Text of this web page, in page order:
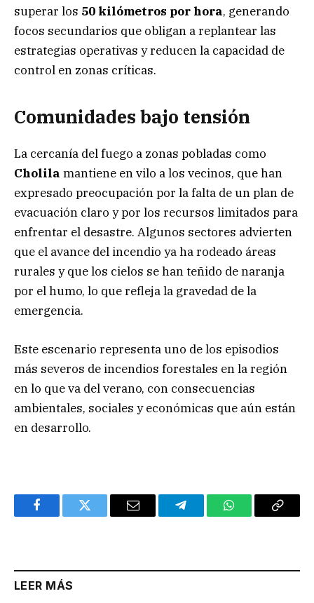
superar los 50 kilómetros por hora, generando
focos secundarios que obligan a replantear las
estrategias operativas y reducen la capacidad de
control en zonas críticas.
Comunidades bajo tensión
La cercanía del fuego a zonas pobladas como
Cholila mantiene en vilo a los vecinos, que han
expresado preocupación por la falta de un plan de
evacuación claro y por los recursos limitados para
enfrentar el desastre. Algunos sectores advierten
que el avance del incendio ya ha rodeado áreas
rurales y que los cielos se han teñido de naranja
por el humo, lo que refleja la gravedad de la
emergencia.
Este escenario representa uno de los episodios
más severos de incendios forestales en la región
en lo que va del verano, con consecuencias
ambientales, sociales y económicas que aún están
en desarrollo.
FacebookTwitter Email TelegramWhatsAppCopy
LEER MÁS